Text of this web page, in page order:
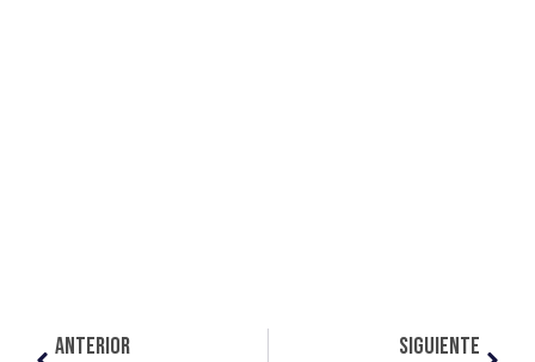
ANTERIOR SIGUIENTE